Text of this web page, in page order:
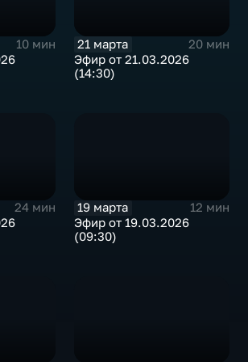
10 мин
21 марта
20 мин
Эфир от 21.03.2026
(14:30)
24 мин
19 марта
12 мин
Эфир от 19.03.2026
(09:30)